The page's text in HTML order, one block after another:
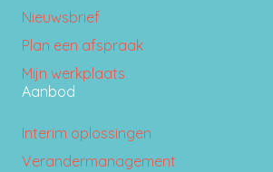
Nieuwsbrief
Plan een afspraak
Mijn werkplaats
Aanbod
Interim oplossingen
Verandermanagement